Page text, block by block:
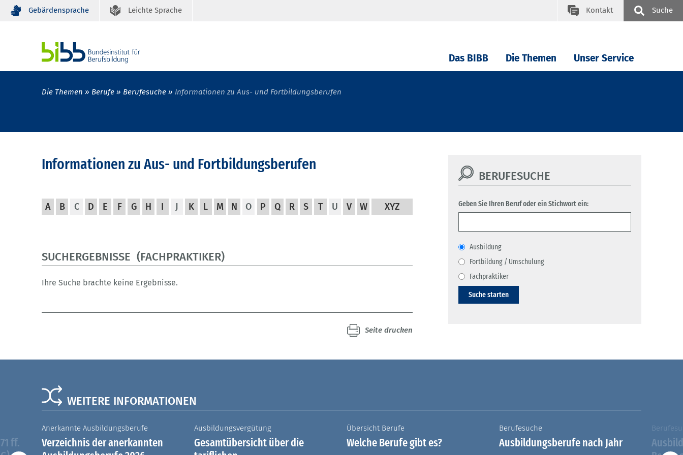
Gebärdensprache Leichte Sprache Kontakt Suche
Das BIBB Die Themen Unser Service
Die Themen Berufe Berufesuche Informationen zu Aus- und Fortbildungsberufen
Informationen zu Aus- und Fortbildungsberufen
A B C D E F G H I J K L M N O P Q R S T U V W XYZ
SUCHERGEBNISSE (FACHPRAKTIKER)
Ihre Suche brachte keine Ergebnisse.
Seite drucken
BERUFESUCHE
Geben Sie Ihren Beruf oder ein Stichwort ein:
Ausbildung
Fortbildung / Umschulung
Fachpraktiker
Suche starten
WEITERE INFORMATIONEN
ff.
Anerkannte Ausbildungsberufe
Verzeichnis der anerkannten
Ausbildungsvergütung
Gesamtübersicht über die
Übersicht Berufe
Welche Berufe gibt es?
Berufesuche
Ausbildungsberufe nach Jahr